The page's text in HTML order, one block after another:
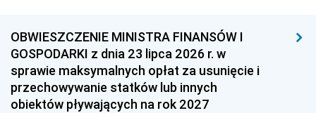
OBWIESZCZENIE MINISTRA FINANSÓW I
GOSPODARKI z dnia 23 lipca 2026 r. w
sprawie maksymalnych opłat za usunięcie i
przechowywanie statków lub innych
obiektów pływających na rok 2027